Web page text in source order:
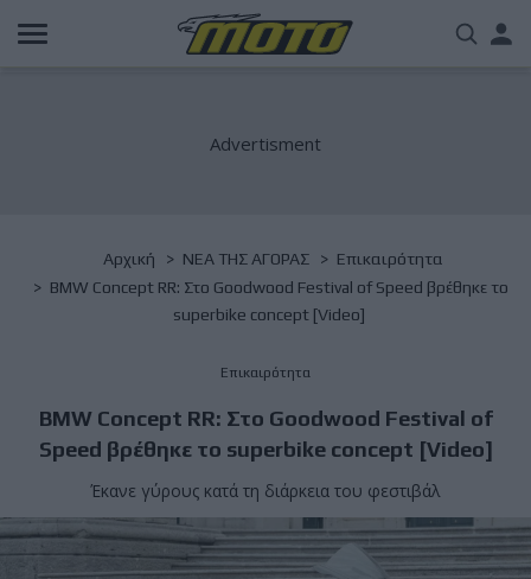
Παράκαμψη
προς
Breadcrumb
Αρχική NΕΑ ΤΗΣ ΑΓΟΡΑΣ
Επικαιρότητα
BMW Concept RR: Στο Goodwood Festival of Speed βρέθηκε το
superbike concept [Video]
Επικαιρότητα
BMW Concept RR: Στο Goodwood Festival of
Speed βρέθηκε το superbike concept [Video]
Έκανε γύρους κατά τη διάρκεια του φεστιβάλ